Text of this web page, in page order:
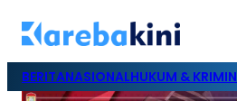
BERITANASIONALHUKUM &